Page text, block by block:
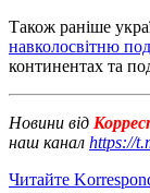
Також раніше
навколосвітню
континентах та
Новини від
наш канал https://
Читайте